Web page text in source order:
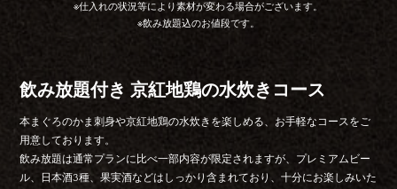
※仕入れの状況等により素材が変わる場合がございます。
※飲み放題込のお値段です。
飲み放題付き 京紅地鶏の水炊きコース
本まぐろのかま刺身や京紅地鶏の水炊きを楽しめる、お手軽なコースをご
用意しております。
飲み放題は通常プランに比べ一部内容が限定されますが、プレミアムビー
ル、日本酒3種、果実酒などはしっかり含まれており、十分にお楽しみいた